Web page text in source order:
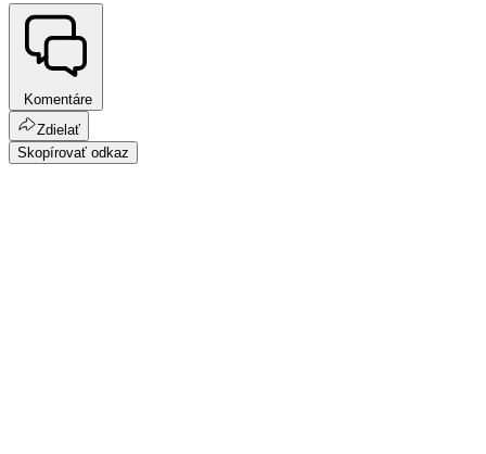
Komentáre
Zdielať
Skopírovať odkaz